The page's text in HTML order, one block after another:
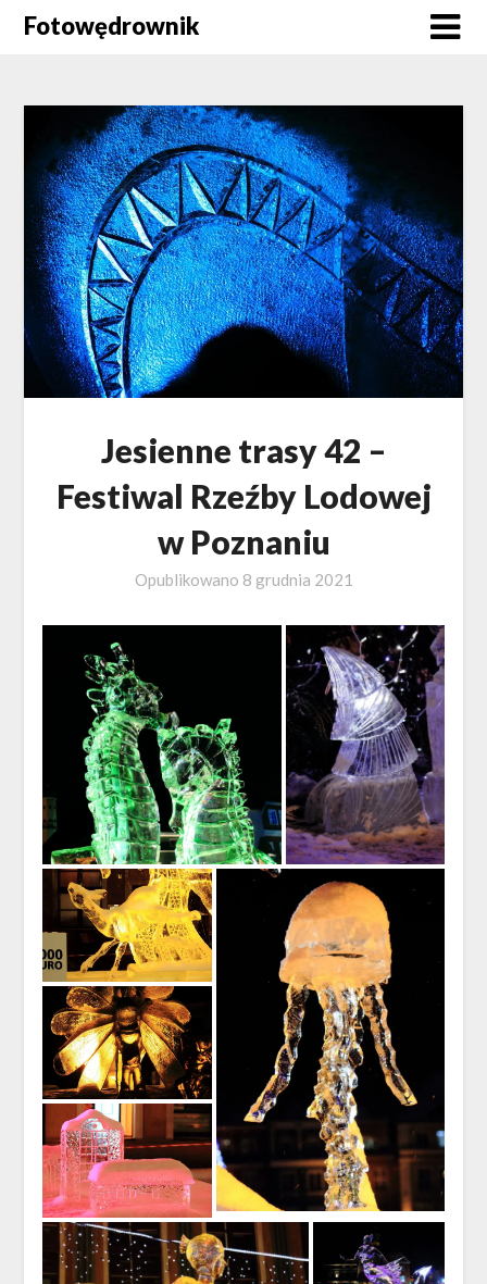
SkipFotowędrownik
Jesienne trasy 42 –
Festiwal Rzeźby Lodowej
w Poznaniu
Opublikowano 8 grudnia 2021